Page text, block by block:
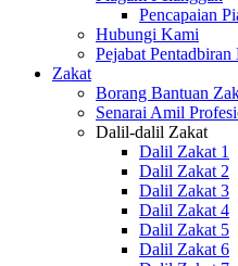
Pencapaian
Hubungi Kami
Pejabat Pentadbiran
Zakat
Borang Bantuan
Senarai Amil
Dalil-dalil Zakat
Dalil Zakat 1
Dalil Zakat 2
Dalil Zakat 3
Dalil Zakat 4
Dalil Zakat 5
Dalil Zakat 6